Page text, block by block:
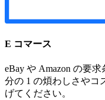
E コマース
eBay や Amazon の要
分の 1 の煩わしさやコ
げてください。